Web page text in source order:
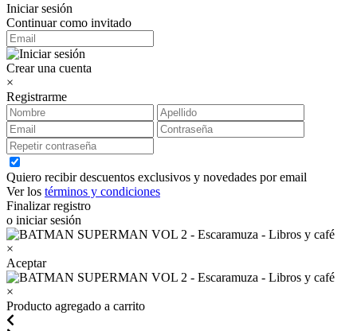
Iniciar sesión
Continuar como invitado
Crear una cuenta
×
Registrarme
Quiero recibir descuentos exclusivos y novedades por email
Ver los términos y condiciones
Finalizar registro
o iniciar sesión
×
Aceptar
×
Producto agregado a carrito